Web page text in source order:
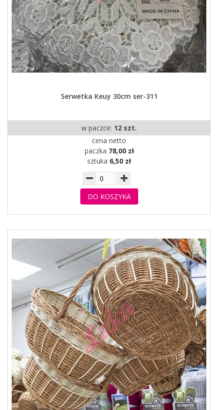
Serwetka Keuy 30cm ser-311
w paczce: 12 szt.
cena netto
paczka 78,00 zł
sztuka 6,50 zł
DO KOSZYKA